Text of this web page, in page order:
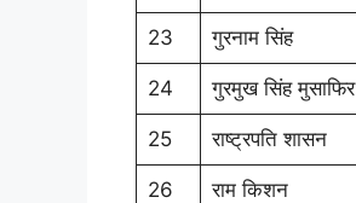
23 गुरनाम सिंह
24 गुरमुख सिंह मुसाफिर
25 राष्ट्रपति शासन
26 राम किशन